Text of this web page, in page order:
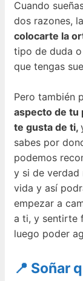
Cuando
dos razones,
colocarte la
tipo de duda
que tengas
Pero también
aspecto de tu
te gusta de ti,
sabes por
podemos
y si de verdad
vida y así
empezar a
a ti, y sentirte
luego poder
📍 Soñar